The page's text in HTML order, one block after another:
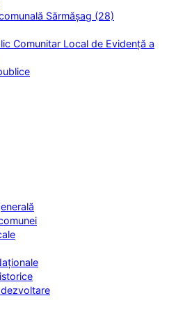
Sărmășag (28)
Comunitar Local de Evidență a